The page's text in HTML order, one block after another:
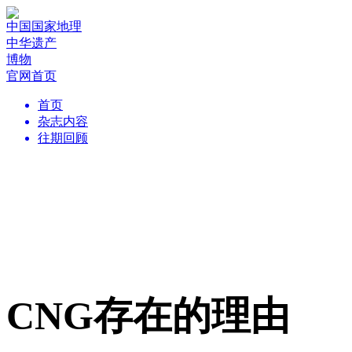
中国国家地理
中华遗产
博物
官网首页
首页
杂志内容
往期回顾
CNG存在的理由